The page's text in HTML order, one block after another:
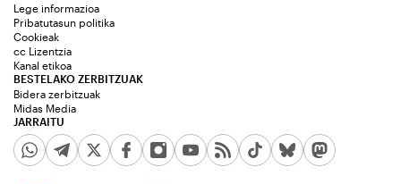
JARRAITU
Lege informazioa
Pribatutasun politika
Cookieak
cc Lizentzia
Kanal etikoa
BESTELAKO ZERBITZUAK
Bidera zerbitzuak
Midas Media